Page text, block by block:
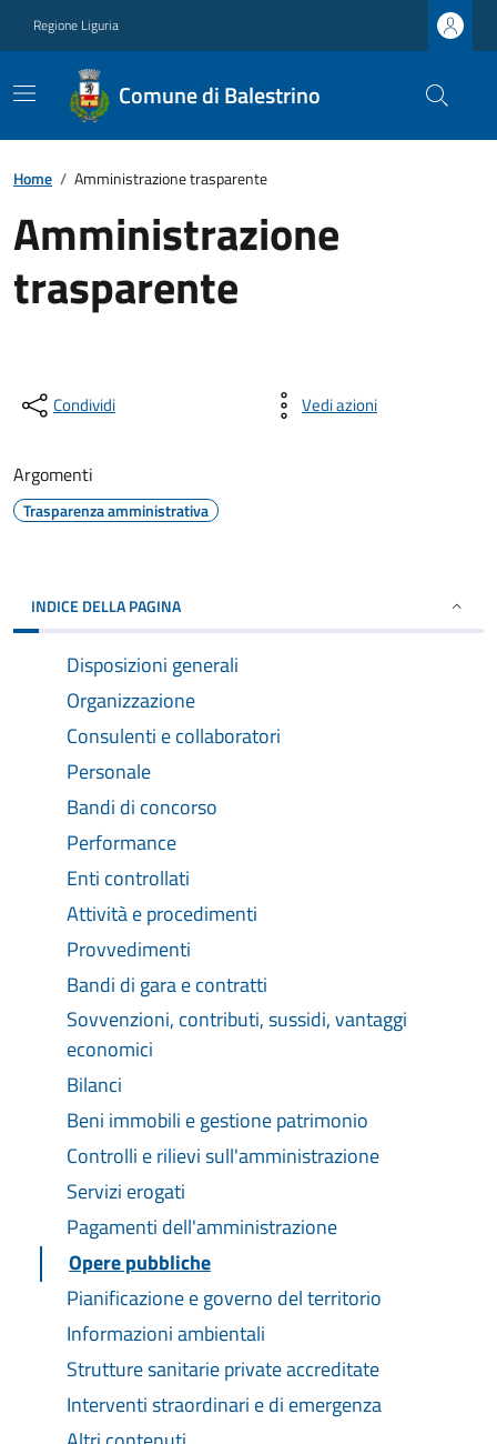
Regione Liguria
Comune di Balestrino
Home / Amministrazione trasparente
Amministrazione
trasparente
Condividi Vedi azioni
Argomenti
Trasparenza amministrativa
INDICE DELLA PAGINA
Disposizioni generali
Organizzazione
Consulenti e collaboratori
Personale
Bandi di concorso
Performance
Enti controllati
Attività e procedimenti
Provvedimenti
Bandi di gara e contratti
Sovvenzioni, contributi, sussidi, vantaggi
economici
Bilanci
Beni immobili e gestione patrimonio
Controlli e rilievi sull'amministrazione
Servizi erogati
Pagamenti dell'amministrazione
Opere pubbliche
Pianificazione e governo del territorio
Informazioni ambientali
Strutture sanitarie private accreditate
Interventi straordinari e di emergenza